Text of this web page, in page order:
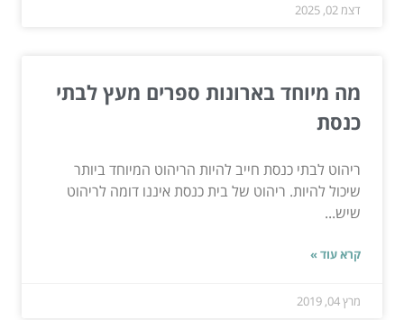
דצמ 02, 2025
מה מיוחד בארונות ספרים מעץ לבתי
כנסת
ריהוט לבתי כנסת חייב להיות הריהוט המיוחד ביותר
שיכול להיות. ריהוט של בית כנסת איננו דומה לריהוט
שיש...
קרא עוד »
מרץ 04, 2019